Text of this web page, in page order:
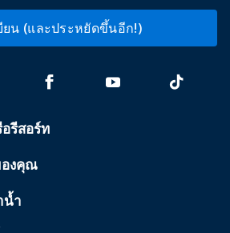
ยน (และประหยัดขึ้นอีก!)
รีสอร์ท
องคุณ
น้ำ